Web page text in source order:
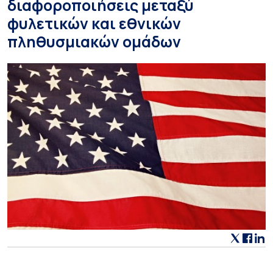
διαφοροποιήσεις μεταξύ
φυλετικών και εθνικών
πληθυσμιακών ομάδων